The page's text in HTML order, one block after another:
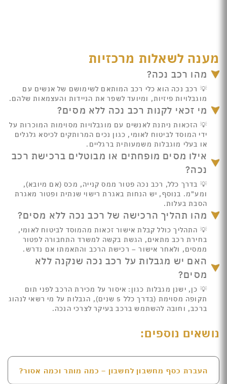
מענה לשאלות מרכזיות
מהו רכב נכה?
💡 רכב נכה הוא כלי רכב המותאם לשימושם של אנשים עם
מוגבלויות פיזיות, ומיועד לשפר את הניידות והעצמאות שלהם.
מי זכאי לקנות רכב נכה ללא מסים?
💡 הזכאות ניתנת לאנשים עם מוגבלויות מסוימות המוכרות על
ידי המוסד לביטוח לאומי, כגון נכים המרותקים לכיסא גלגלים
או בעלי מוגבלות משמעותית ברגליים.
אילו מסים מופחתים או מבוטלים ברכישת רכב
נכה?
💡 בדרך כלל, רכב נכה פטור ממס קנייה, מכס (אם מיובא),
ומע"מ. בנוסף, יש הנחות באגרת רישוי שנתית ופטור מאגרת
הסבת בעלות.
מהו תהליך הרכישה של רכב נכה ללא מסים?
💡 התהליך כולל קבלת אישור זכאות מהמוסד לביטוח לאומי,
בחירת רכב מתאים, הגשת בקשה למשרד התחבורה לפטור
ממסים, ולאחר אישור – רכישת הרכב והתאמתו אם נדרש.
האם יש מגבלות על רכב נכה שנקנה ללא
מסים?
💡 כן, ישנן מגבלות כגון: איסור על מכירת הרכב לפני תום
תקופה מסוימת (בדרך כלל 5 שנים), הגבלות על מי רשאי לנהוג
ברכב, וחובה להשתמש ברכב בעיקר לצרכי הנכה.
נושאים נוספים:
העברת כסף מחשבון לחשבון – כמה מותר וכמה אסור?